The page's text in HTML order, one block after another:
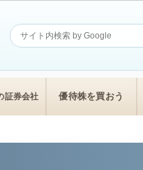
証券会社 優待株を買おう